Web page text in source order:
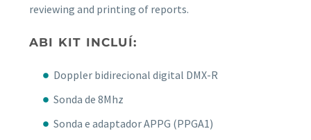
reviewing and printing of reports.
ABI KIT INCLUÍ:
Doppler bidirecional digital DMX-R
Sonda de 8Mhz
Sonda e adaptador APPG (PPGA1)